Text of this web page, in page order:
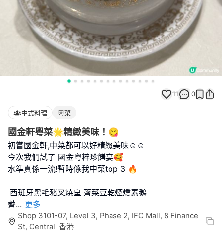
11 0
中式料理 粵菜
國金軒粵菜🌟精緻美味！😋
初嘗國金軒,中菜都可以好精緻美味☺️☺️
今次我們試了 國金粵粹珍饈宴🥰
水準真係一流!暫時係我中菜top 3 🔥
·西班牙黑毛豬叉燒皇·薺菜豆乾煙燻素鵝
薺... 更多
Shop 3101-07, Level 3, Phase 2, IFC Mall, 8 Finance
St, Central, 香港